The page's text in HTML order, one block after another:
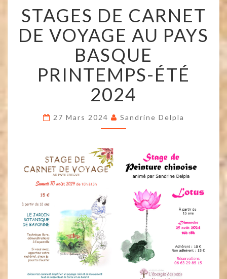
DE
CARNET
DE
VOYAGE
AU
PAYS
BASQUE
PRINTEMPS-
ÉTÉ
2024
STAGES DE CARNET
DE VOYAGE AU PAYS
BASQUE
PRINTEMPS-ÉTÉ
2024
27 Mars 2024 Sandrine Delpla